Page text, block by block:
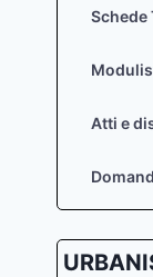
Schede
Atti e